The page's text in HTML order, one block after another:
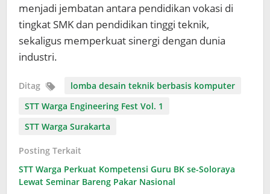
menjadi jembatan antara pendidikan vokasi di
tingkat SMK dan pendidikan tinggi teknik,
sekaligus memperkuat sinergi dengan dunia
industri.
Ditag
lomba desain teknik berbasis komputer
STT Warga Engineering Fest Vol. 1
STT Warga Surakarta
Posting Terkait
STT Warga Perkuat Kompetensi Guru BK se-Soloraya
Lewat Seminar Bareng Pakar Nasional